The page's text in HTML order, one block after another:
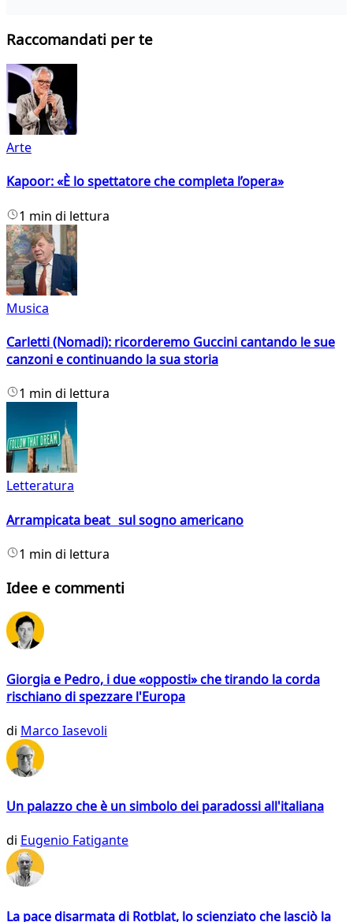
Raccomandati per te
Arte
Kapoor: «È lo spettatore che completa l’opera»
1 min di lettura
Musica
Carletti (Nomadi): ricorderemo Guccini cantando le sue
canzoni e continuando la sua storia
1 min di lettura
Letteratura
Arrampicata beat sul sogno americano
1 min di lettura
Idee e commenti
Giorgia e Pedro, i due «opposti» che tirando la corda
rischiano di spezzare l'Europa
di Marco Iasevoli
Un palazzo che è un simbolo dei paradossi all'italiana
di Eugenio Fatigante
La pace disarmata di Rotblat, lo scienziato che lasciò la